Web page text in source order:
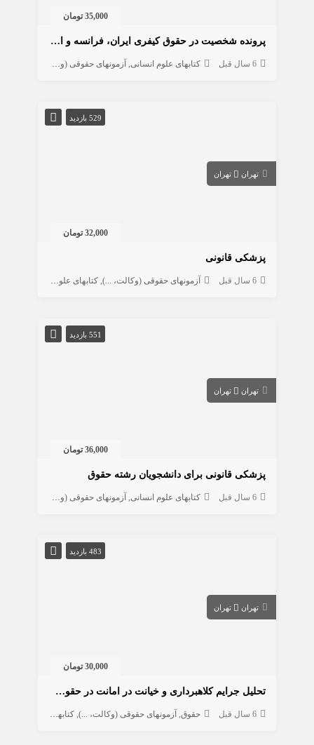
35,000 تومان
پرونده شخصیت در حقوق کیفری ایران، فرانسه و انگلستان
6 سال قبل کتابهای علوم انسانی آزمونهای حقوقی (وکالت، ...)
529 بازدید
تهران تهران
32,000 تومان
پزشکی قانونی
6 سال قبل آزمونهای حقوقی (وکالت، ...) کتابهای علوم انسانی
551 بازدید
تهران تهران
36,000 تومان
پزشکی قانونی برای دانشجویان رشته حقوق
6 سال قبل کتابهای علوم انسانی آزمونهای حقوقی (وکالت، ...)
483 بازدید
تهران تهران
30,000 تومان
تحلیل جرایم کلاهبرداری و خیانت در امانت در حقوق کیفری
6 سال قبل حقوق آزمونهای حقوقی (وکالت، ...) کتابهای علوم انسانی